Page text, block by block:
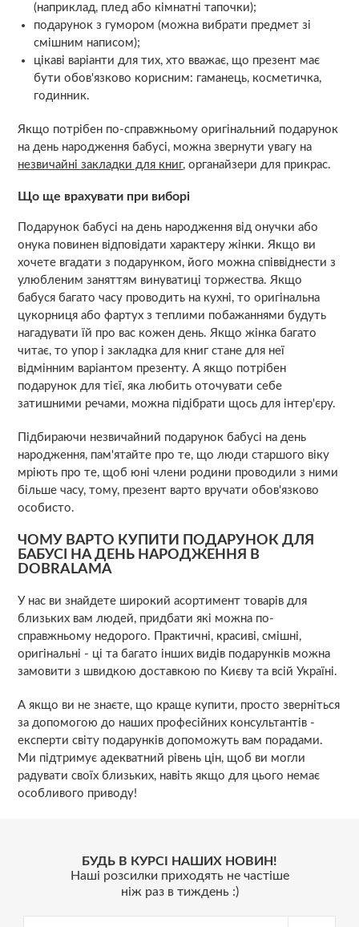
(наприклад, плед або кімнатні тапочки);
подарунок з гумором (можна вибрати предмет зі
смішним написом);
цікаві варіанти для тих, хто вважає, що презент має
бути обов'язково корисним: гаманець, косметичка,
годинник.
Якщо потрібен по-справжньому оригінальний подарунок
на день народження бабусі, можна звернути увагу на
незвичайні закладки для книг, органайзери для прикрас.
Що ще врахувати при виборі
Подарунок бабусі на день народження від онучки або
онука повинен відповідати характеру жінки. Якщо ви
хочете вгадати з подарунком, його можна співвіднести з
улюбленим заняттям винуватиці торжества. Якщо
бабуся багато часу проводить на кухні, то оригінальна
цукорниця або фартух з теплими побажаннями будуть
нагадувати їй про вас кожен день. Якщо жінка багато
читає, то упор і закладка для книг стане для неї
відмінним варіантом презенту. А якщо потрібен
подарунок для тієї, яка любить оточувати себе
затишними речами, можна підібрати щось для інтер'єру.
Підбираючи незвичайний подарунок бабусі на день
народження, пам'ятайте про те, що люди старшого віку
мріють про те, щоб юні члени родини проводили з ними
більше часу, тому, презент варто вручати обов'язково
особисто.
ЧОМУ ВАРТО КУПИТИ ПОДАРУНОК ДЛЯ
БАБУСІ НА ДЕНЬ НАРОДЖЕННЯ В
DOBRALAMA
У нас ви знайдете широкий асортимент товарів для
близьких вам людей, придбати які можна по-
справжньому недорого. Практичні, красиві, смішні,
оригінальні - ці та багато інших видів подарунків можна
замовити з швидкою доставкою по Києву та всій Україні.
А якщо ви не знаєте, що краще купити, просто зверніться
за допомогою до наших професійних консультантів -
експерти світу подарунків допоможуть вам порадами.
Ми підтримує адекватний рівень цін, щоб ви могли
радувати своїх близьких, навіть якщо для цього немає
особливого приводу!
БУДЬ В КУРСІ НАШИХ НОВИН!
Наші розсилки приходять не частіше
ніж раз в тиждень :)